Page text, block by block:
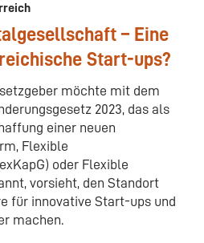
– Eine
Start-ups?
möchte mit dem
2023, das als
einer neuen
Flexible
oder Flexible
vorsieht, den Standort
für innovative Start-ups und
machen.